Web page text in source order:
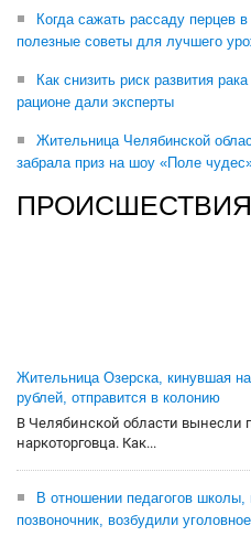
Когда сажать рассаду перцев
полезные советы для лучшего
Как снизить риск развития
рационе дали эксперты
Жительница Челябинской
забрала приз на шоу «Поле
ПРОИСШЕСТВИЯ
Жительница Озерска, кинувшая
рублей, отправится в колонию
В Челябинской области
наркоторговца. Как...
В отношении педагогов
позвоночник, возбудили